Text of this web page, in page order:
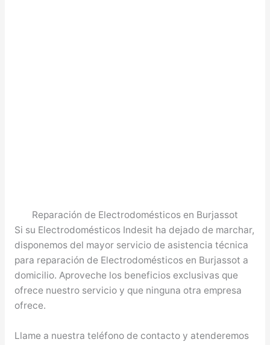
Reparación de Electrodomésticos en Burjassot
Si su Electrodomésticos Indesit ha dejado de marchar,
disponemos del mayor servicio de asistencia técnica
para reparación de Electrodomésticos en Burjassot a
domicilio. Aproveche los beneficios exclusivas que
ofrece nuestro servicio y que ninguna otra empresa
ofrece.
Llame a nuestra teléfono de contacto y atenderemos